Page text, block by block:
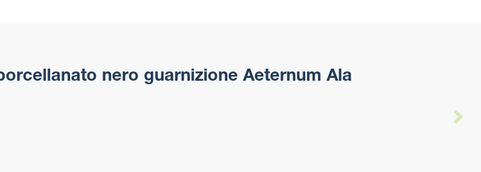
nero guarnizione Aeternum Ala